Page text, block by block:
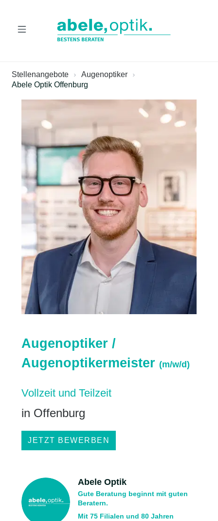
Stellenangebote
Augenoptiker
Abele Optik Offenburg
Augenoptiker /
Augenoptikermeister (m/w/d)
Vollzeit und Teilzeit
in Offenburg
JETZT BEWERBEN
Abele Optik
Gute Beratung beginnt mit guten
Beratern.
Mit 75 Filialen und 80 Jahren